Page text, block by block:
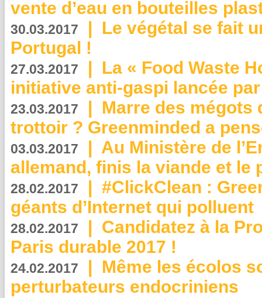
vente d’eau en bouteilles
30.03.2017 | Le végétal se fait
Portugal !
27.03.2017 | La « Food Waste
initiative anti-gaspi lancée
23.03.2017 | Marre des mégots
trottoir ? Greenminded a
03.03.2017 | Au Ministère de
allemand, finis la viande et le
28.02.2017 | #ClickClean :
géants d’Internet qui polluent
28.02.2017 | Candidatez à la
Paris durable 2017 !
24.02.2017 | Même les écolos
perturbateurs endocriniens